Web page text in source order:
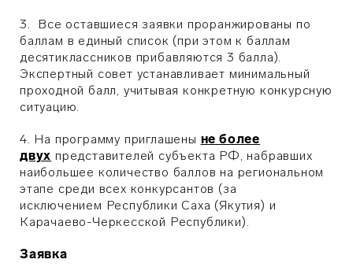
3. Все оставшиеся заявки проранжированы по
баллам в единый список (при этом к баллам
десятиклассников прибавляются 3 балла).
Экспертный совет устанавливает минимальный
проходной балл, учитывая конкретную конкурсную
ситуацию.
4. На программу приглашены не более
двух представителей субъекта РФ, набравших
наибольшее количество баллов на региональном
этапе среди всех конкурсантов (за
исключением Республики Саха (Якутия) и
Карачаево-Черкесской Республики).
Заявка